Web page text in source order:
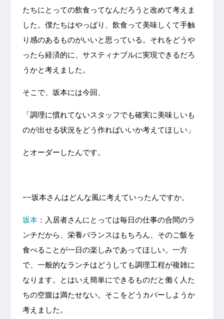
たちにとっての飲食ってなんだろうと改めて考えま
した。僕たちはやっぱり、飲食って美味しくて手触
り感のあるものがいいと思っている。それをどうや
ったら経済的に、サスティナブルに実現できるだろ
うかと考えました。
そこで、坂本には今回、
「調理に慣れてないスタッフでも確実に美味しいも
のが出せる状況をどう作ればいいか考えてほしい」
とオーダーしたんです。
−−坂本さんはどんな風に考えていったんですか。
坂本：入居者さんにとっては毎日の仕事の合間のラ
ンチだから、栄養バランスはもちろん、そのご飯を
食べることが一日の楽しみであってほしい。一方
で、一般的なランチはどうしても調理工程が複雑に
なります。とはいえ簡単にできるものだと働く人た
ちの空腹は満たせない。そこをどうカバーしようか
考えました。